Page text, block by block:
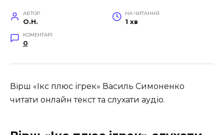
АВТОР
O.H.
НА ЧИТАННЯ
1 хв
КОМЕНТАРІ
0
Вірш «Ікс плюс ігрек» Василь Симоненко
читати онлайн текст та слухати аудіо.